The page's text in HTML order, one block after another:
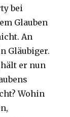
bei
Glauben
An
Gläubiger.
hält er nun
Wohin